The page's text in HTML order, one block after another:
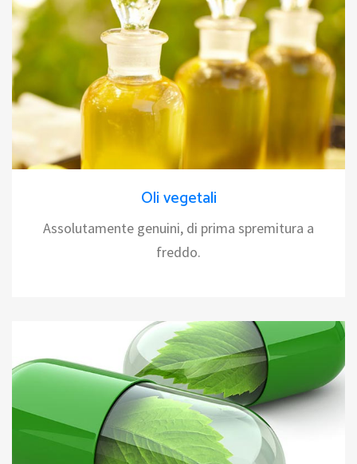
Oli vegetali
Assolutamente genuini, di prima spremitura a
freddo.